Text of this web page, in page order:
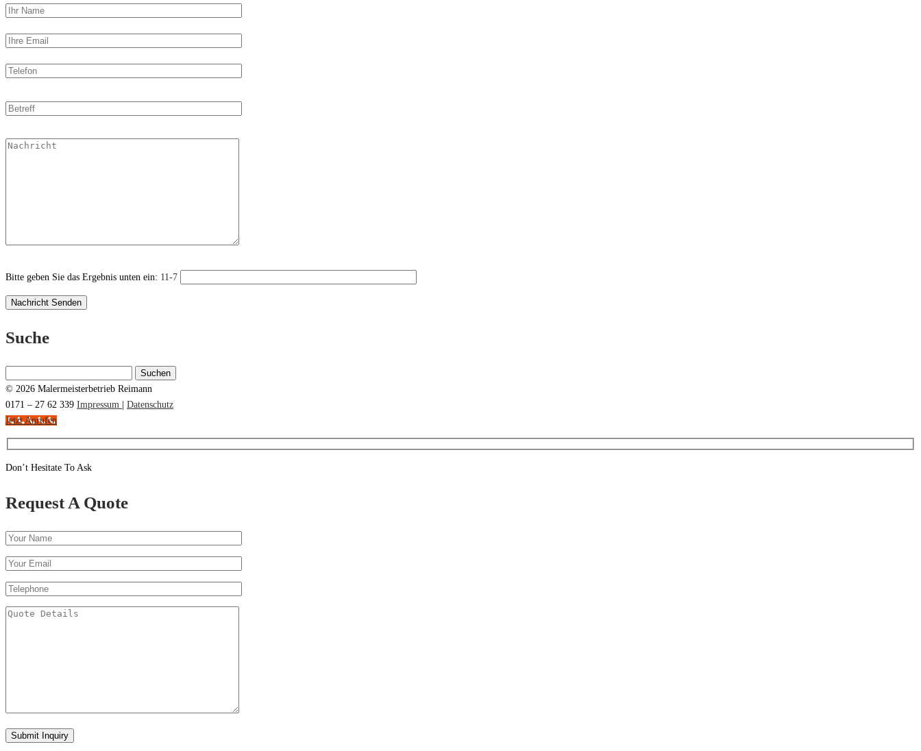
Bitte geben Sie das Ergebnis unten ein: 11-7
Suche
nach:
© 2026 Malermeisterbetrieb Reimann
0171 – 27 62 339 Impressum
Datenschutz
Jetzt Anrufen
Don’t Hesitate To Ask
Request A Quote